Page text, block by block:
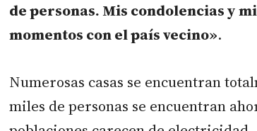
de personas. Mis condolencias y
momentos con el país vecino».
Numerosas casas se encuentran
miles de personas se encuentran